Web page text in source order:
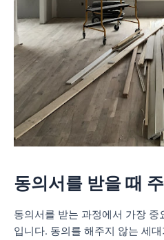
동의서를 받을 때
동의서를 받는 과정에서 가장
입니다. 동의를 해주지 않는 세